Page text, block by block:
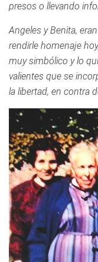
presos o llevando
Angeles y Benita,
rendirle homenaje
muy simbólico y lo
valientes que se
la libertad, en contra